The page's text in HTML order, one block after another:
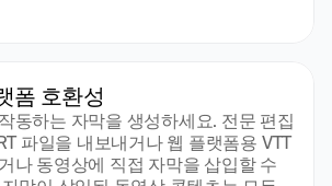
폼 호환성
동하는 자막을 생성하세요. 전문 편집
파일을 내보내거나 웹 플랫폼용 VTT
나 동영상에 직접 자막을 삽입할 수